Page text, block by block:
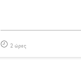
2 ώρες